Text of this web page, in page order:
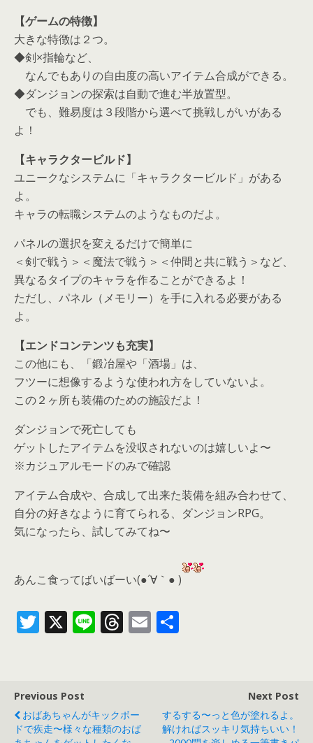
【ゲームの特徴】
大きな特徴は２つ。
◆剣×指輪など、
なんでもありの自由度の高いアイテム合成ができる。
◆ダンジョンの探索は自動で進む半放置型。
でも、難易度は３段階から選べて挑戦しがいがある
よ！
【キャラクタービルド】
ユニークなシステムに「キャラクタービルド」がある
よ。
キャラの転職システムのようなものだよ。
パネルの選択を変えるだけで簡単に
＜剣で戦う＞＜魔法で戦う＞＜仲間と共に戦う＞など、
異なるタイプのキャラを作ることができるよ！
ただし、パネル（メモリー）を手に入れる必要がある
よ。
【エンドコンテンツも充実】
この他にも、「鍛冶屋や「酒場」は、
フツーに想像するような使われ方をしていないよ。
この２ヶ所も装備のための施設だよ！
ダンジョンで死亡しても
ゲットしたアイテムを没収されないのは嬉しいよ〜
※カジュアルモードのみで確認
アイテム合成や、合成して出来た装備を組み合わせて、
自分の好きなように育てられる、ダンジョンRPG。
気になったら、 試してみてね〜
あんこ食ってばいばーい(●´∀｀● )
T
w
er
X Li
n
T
h
d
s
E
m
Previous Post
おばあちゃんがキックボー
ドで疾走〜様々な種類のおば
Next Post
するする〜っと色が塗れるよ。
解ければスッキリ気持ちいい！